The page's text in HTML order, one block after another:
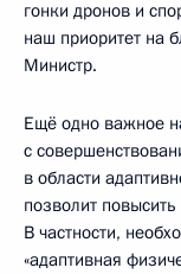
гонки дронов и
наш приоритет на
Министр.
Ещё одно важное
с
в области
позволит
В частности,
«адаптивная